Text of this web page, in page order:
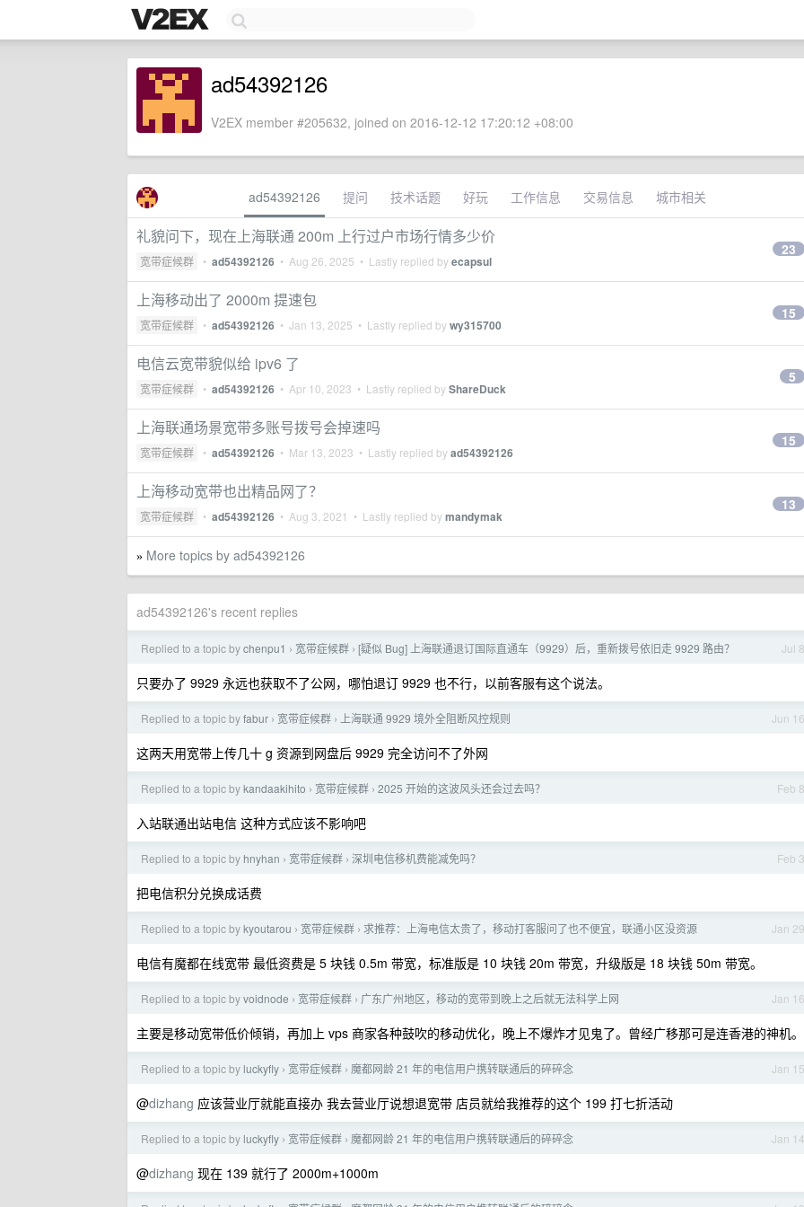
ad54392126
V2EX member #205632, joined on 2016-12-12 17:20:12 +08:00
ad54392126 提问 技术话题 好玩 工作信息 交易信息 城市相关
礼貌问下，现在上海联通 200m 上行过户市场行情多少价
宽带症候群 • ad54392126 • Aug 26, 2025 • Lastly replied byecapsul
23
上海移动出了 2000m 提速包
宽带症候群 • ad54392126 • Jan 13, 2025 • Lastly replied bywy315700
15
电信云宽带貌似给 ipv6 了
宽带症候群 • ad54392126 • Apr 10, 2023 • Lastly replied byShareDuck
5
上海联通场景宽带多账号拨号会掉速吗
宽带症候群 • ad54392126 • Mar 13, 2023 • Lastly replied byad54392126
15
上海移动宽带也出精品网了？
宽带症候群 • ad54392126 • Aug 3, 2021 • Lastly replied bymandymak
13
» More topics by ad54392126
ad54392126's recent replies
Jul 8
Replied to a topic bychenpu1 › 宽带症候群 › [疑似 Bug] 上海联通退订国际直通车（9929）后，重新拨号依旧走 9929 路由？
只要办了 9929 永远也获取不了公网，哪怕退订 9929 也不行，以前客服有这个说法。
Jun 16
Replied to a topic byfabur › 宽带症候群 › 上海联通 9929 境外全阻断风控规则
这两天用宽带上传几十 g 资源到网盘后 9929 完全访问不了外网
Feb 8
Replied to a topic bykandaakihito › 宽带症候群 › 2025 开始的这波风头还会过去吗？
入站联通出站电信 这种方式应该不影响吧
Feb 3
Replied to a topic by hnyhan › 宽带症候群 › 深圳电信移机费能减免吗？
把电信积分兑换成话费
Jan 29
Replied to a topic bykyoutarou › 宽带症候群 › 求推荐：上海电信太贵了，移动打客服问了也不便宜，联通小区没资源
电信有魔都在线宽带 最低资费是 5 块钱 0.5m 带宽，标准版是 10 块钱 20m 带宽，升级版是 18 块钱 50m 带宽。
Jan 16
Replied to a topic byvoidnode › 宽带症候群 › 广东广州地区，移动的宽带到晚上之后就无法科学上网
主要是移动宽带低价倾销，再加上 vps 商家各种鼓吹的移动优化，晚上不爆炸才见鬼了。曾经广移那可是连香港的神机。
Jan 15
Replied to a topic by luckyfly › 宽带症候群 › 魔都网龄 21 年的电信用户携转联通后的碎碎念
@dizhang 应该营业厅就能直接办 我去营业厅说想退宽带 店员就给我推荐的这个 199 打七折活动
Jan 14
Replied to a topic by luckyfly › 宽带症候群 › 魔都网龄 21 年的电信用户携转联通后的碎碎念
@dizhang 现在 139 就行了 2000m+1000m